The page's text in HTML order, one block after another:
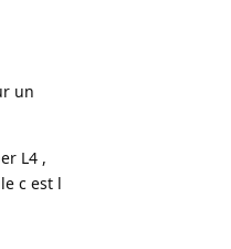
un
L4 ,
c est l